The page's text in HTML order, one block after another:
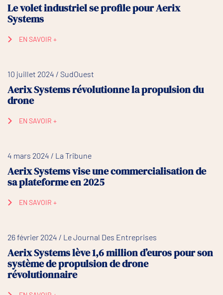
Le volet industriel se profile pour Aerix
Systems
EN SAVOIR +
10 juillet 2024 / SudOuest
Aerix Systems révolutionne la propulsion du
drone
EN SAVOIR +
4 mars 2024 / La Tribune
Aerix Systems vise une commercialisation de
sa plateforme en 2025
EN SAVOIR +
26 février 2024 / Le Journal Des Entreprises
Aerix Systems lève 1,6 million d’euros pour son
système de propulsion de drone
révolutionnaire